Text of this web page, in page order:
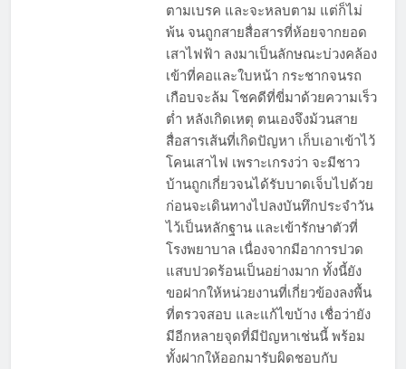
ตามเบรค และจะหลบตาม แต่ก็ไม่
พ้น จนถูกสายสื่อสารที่ห้อยจากยอด
เสาไฟฟ้า ลงมาเป็นลักษณะบ่วงคล้อง
เข้าที่คอและใบหน้า กระชากจนรถ
เกือบจะล้ม โชคดีที่ขี่มาด้วยความเร็ว
ต่ำ หลังเกิดเหตุ ตนเองจึงม้วนสาย
สื่อสารเส้นที่เกิดปัญหา เก็บเอาเข้าไว้
โคนเสาไฟ เพราะเกรงว่า จะมีชาว
บ้านถูกเกี่ยวจนได้รับบาดเจ็บไปด้วย
ก่อนจะเดินทางไปลงบันทึกประจำวัน
ไว้เป็นหลักฐาน และเข้ารักษาตัวที่
โรงพยาบาล เนื่องจากมีอาการปวด
แสบปวดร้อนเป็นอย่างมาก ทั้งนี้ยัง
ขอฝากให้หน่วยงานที่เกี่ยวข้องลงพื้น
ที่ตรวจสอบ และแก้ไขบ้าง เชื่อว่ายัง
มีอีกหลายจุดที่มีปัญหาเช่นนี้ พร้อม
ทั้งฝากให้ออกมารับผิดชอบกับ